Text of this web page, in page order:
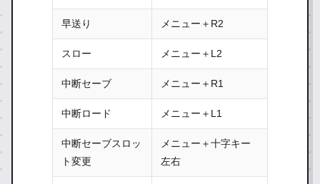
早送り メニュー＋R2
スロー メニュー＋L2
中断セーブ メニュー＋R1
中断ロード メニュー＋L1
中断セーブスロッ
ト変更
メニュー＋十字キー
左右